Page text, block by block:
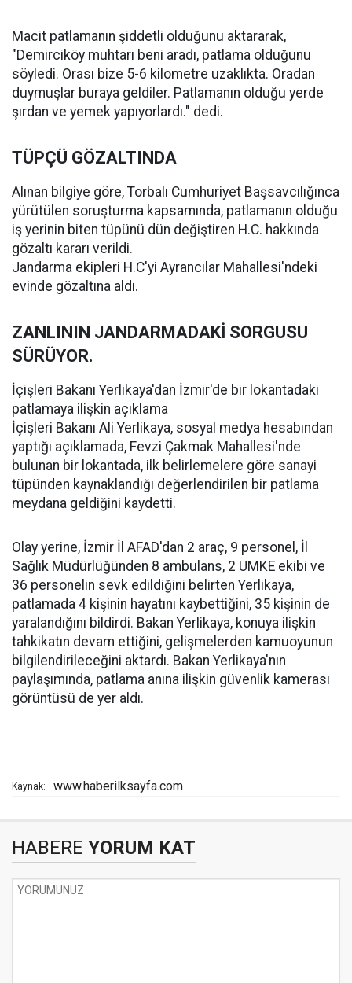
Macit patlamanın şiddetli olduğunu aktararak,
"Demirciköy muhtarı beni aradı, patlama olduğunu
söyledi. Orası bize 5-6 kilometre uzaklıkta. Oradan
duymuşlar buraya geldiler. Patlamanın olduğu yerde
şırdan ve yemek yapıyorlardı." dedi.
TÜPÇÜ GÖZALTINDA
Alınan bilgiye göre, Torbalı Cumhuriyet Başsavcılığınca
yürütülen soruşturma kapsamında, patlamanın olduğu
iş yerinin biten tüpünü dün değiştiren H.C. hakkında
gözaltı kararı verildi.
Jandarma ekipleri H.C'yi Ayrancılar Mahallesi'ndeki
evinde gözaltına aldı.
ZANLININ JANDARMADAKİ SORGUSU
SÜRÜYOR.
İçişleri Bakanı Yerlikaya'dan İzmir'de bir lokantadaki
patlamaya ilişkin açıklama
İçişleri Bakanı Ali Yerlikaya, sosyal medya hesabından
yaptığı açıklamada, Fevzi Çakmak Mahallesi'nde
bulunan bir lokantada, ilk belirlemelere göre sanayi
tüpünden kaynaklandığı değerlendirilen bir patlama
meydana geldiğini kaydetti.
Olay yerine, İzmir İl AFAD'dan 2 araç, 9 personel, İl
Sağlık Müdürlüğünden 8 ambulans, 2 UMKE ekibi ve
36 personelin sevk edildiğini belirten Yerlikaya,
patlamada 4 kişinin hayatını kaybettiğini, 35 kişinin de
yaralandığını bildirdi. Bakan Yerlikaya, konuya ilişkin
tahkikatın devam ettiğini, gelişmelerden kamuoyunun
bilgilendirileceğini aktardı. Bakan Yerlikaya'nın
paylaşımında, patlama anına ilişkin güvenlik kamerası
görüntüsü de yer aldı.
Kaynak: www.haberilksayfa.com
HABERE YORUM KAT